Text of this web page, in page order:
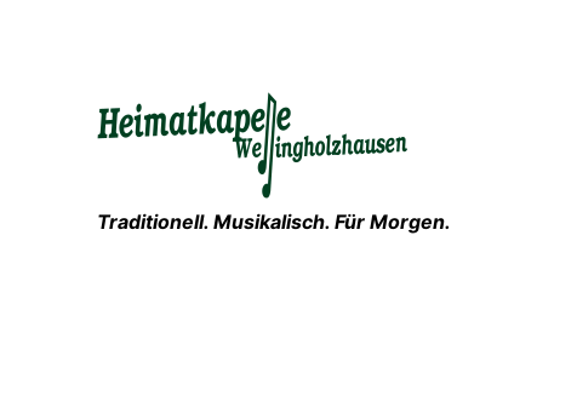
Traditionell. Musikalisch. Für Morgen.